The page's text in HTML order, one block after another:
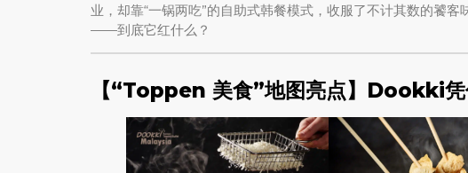
业，却靠“一锅两吃”的自助式韩餐模式，收服了不计其数的饕
——到底它红什么？
【“Toppen 美食”地图亮点】Dookki凭